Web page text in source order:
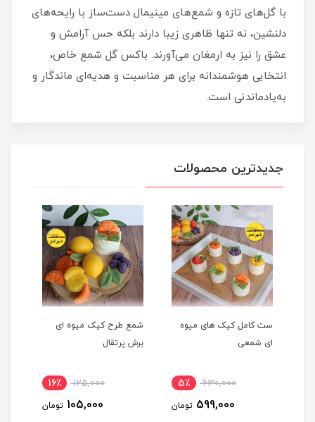
با گل‌های تازه و شمع‌های مینیمال دست‌ساز با رایحه‌های
دلنشین، نه تنها ظاهری زیبا دارند بلکه حس آرامش و
عشق را نیز به ارمغان می‌آورند. باکس گل شمع خاص،
انتخابی هوشمندانه برای هر مناسبت و هدیه‌ای ماندگار و
به‌یادماندنی است.
جدیدترین محصولات
ست کامل کیک های میوه
ای شمعی
630,000 5٪
599,000 تومان
شمع طرح کیک میوه ای
برش پرتقال
125,000 16٪
105,000 تومان